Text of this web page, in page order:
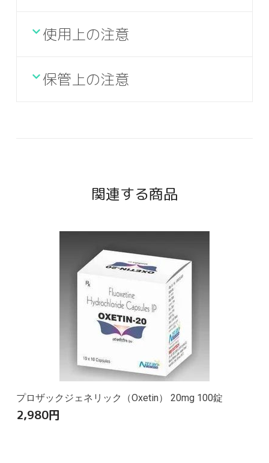
使用上の注意
保管上の注意
関連する商品
プロザックジェネリック（Oxetin） 20mg 100錠
2,980円